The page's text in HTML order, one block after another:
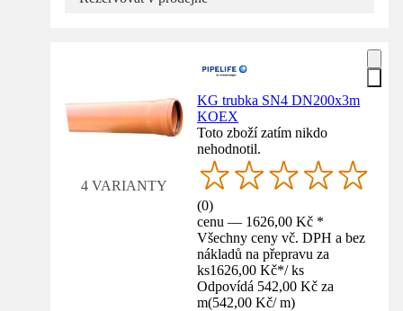
4 VARIANTY
KG trubka SN4 DN200x3m
KOEX
Toto zboží zatím nikdo
nehodnotil.
(0)
cenu — 1626,00 Kč *
Všechny ceny vč. DPH a bez
nákladů na přepravu za
ks1626,00 Kč*/ ks
Odpovídá 542,00 Kč za
m(542,00 Kč/ m)